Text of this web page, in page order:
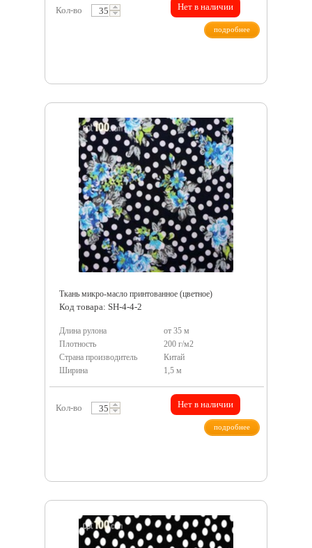
Кол-во Нет в наличии
подробнее
Ткань микро-масло принтованное (цветное)
Код товара: SH-4-4-2
Длина рулона
от 35 м
Плотность
200 г/м2
Страна производитель
Китай
Ширина
1,5 м
Кол-во Нет в наличии
подробнее